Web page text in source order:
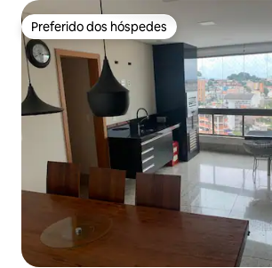
Preferido dos hóspedes
Preferido dos hóspedes